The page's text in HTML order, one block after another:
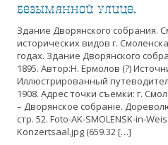
безымянной улице.
Здание Дворянского собрания.
исторических видов г.
годах. Здание Дворянского
1895. Автор:Н. Ермолов (?)
Иллюстрированный
1908. Адрес точки съемки: г.
– Дворянское собранiе.
стр. 52. Foto-AK-SMOLENSK-in-
Konzertsaal.jpg (659.32 […]